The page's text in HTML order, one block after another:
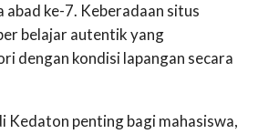
abad ke-7. Keberadaan situs
belajar autentik yang
dengan kondisi lapangan secara
Kedaton penting bagi mahasiswa,